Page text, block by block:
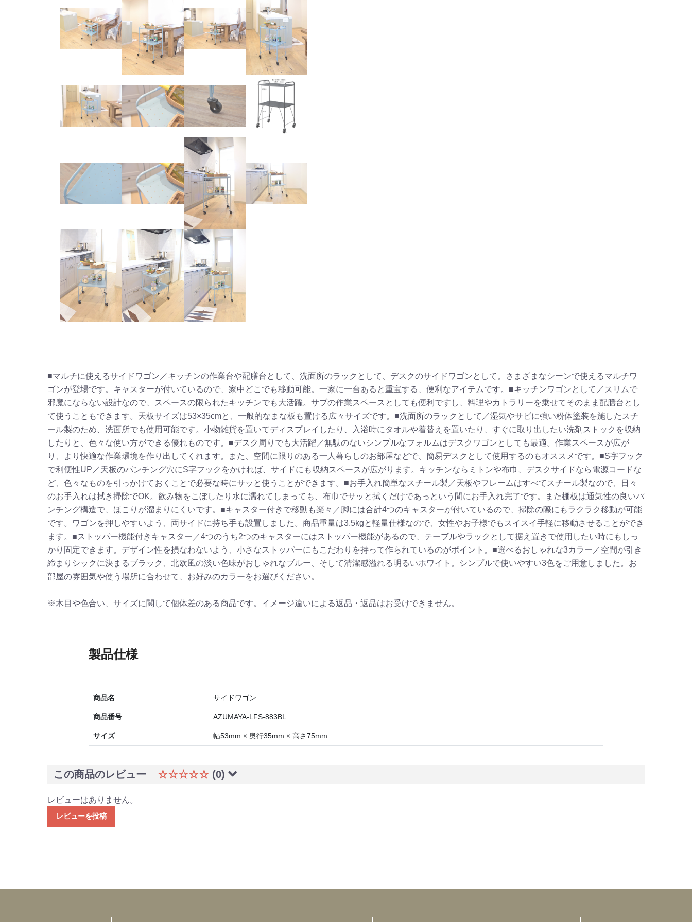
■マルチに使えるサイドワゴン／キッチンの作業台や配膳台として、洗面所のラックとして、デスクのサイドワゴンとして。さまざまなシーンで使えるマルチワ
ゴンが登場です。キャスターが付いているので、家中どこでも移動可能。一家に一台あると重宝する、便利なアイテムです。■キッチンワゴンとして／スリムで
邪魔にならない設計なので、スペースの限られたキッチンでも大活躍。サブの作業スペースとしても便利ですし、料理やカトラリーを乗せてそのまま配膳台とし
て使うこともできます。天板サイズは53×35cmと、一般的なまな板も置ける広々サイズです。■洗面所のラックとして／湿気やサビに強い粉体塗装を施したスチ
ール製のため、洗面所でも使用可能です。小物雑貨を置いてディスプレイしたり、入浴時にタオルや着替えを置いたり、すぐに取り出したい洗剤ストックを収納
したりと、色々な使い方ができる優れものです。■デスク周りでも大活躍／無駄のないシンプルなフォルムはデスクワゴンとしても最適。作業スペースが広が
り、より快適な作業環境を作り出してくれます。また、空間に限りのある一人暮らしのお部屋などで、簡易デスクとして使用するのもオススメです。■S字フック
で利便性UP／天板のパンチング穴にS字フックをかければ、サイドにも収納スペースが広がります。キッチンならミトンや布巾、デスクサイドなら電源コードな
ど、色々なものを引っかけておくことで必要な時にサッと使うことができます。■お手入れ簡単なスチール製／天板やフレームはすべてスチール製なので、日々
のお手入れは拭き掃除でOK。飲み物をこぼしたり水に濡れてしまっても、布巾でサッと拭くだけであっという間にお手入れ完了です。また棚板は通気性の良いパ
ンチング構造で、ほこりが溜まりにくいです。■キャスター付きで移動も楽々／脚には合計4つのキャスターが付いているので、掃除の際にもラクラク移動が可能
です。ワゴンを押しやすいよう、両サイドに持ち手も設置しました。商品重量は3.5kgと軽量仕様なので、女性やお子様でもスイスイ手軽に移動させることができ
ます。■ストッパー機能付きキャスター／4つのうち2つのキャスターにはストッパー機能があるので、テーブルやラックとして据え置きで使用したい時にもしっ
かり固定できます。デザイン性を損なわないよう、小さなストッパーにもこだわりを持って作られているのがポイント。■選べるおしゃれな3カラー／空間が引き
締まりシックに決まるブラック、北欧風の淡い色味がおしゃれなブルー、そして清潔感溢れる明るいホワイト。シンプルで使いやすい3色をご用意しました。お
部屋の雰囲気や使う場所に合わせて、お好みのカラーをお選びください。
※木目や色合い、サイズに関して個体差のある商品です。イメージ違いによる返品・返品はお受けできません。
製品仕様
商品名 サイドワゴン
商品番号 AZUMAYA-LFS-883BL
サイズ 幅53mm × 奥行35mm × 高さ75mm
この商品のレビュー ☆☆☆☆☆ (0)
レビューはありません。
レビューを投稿